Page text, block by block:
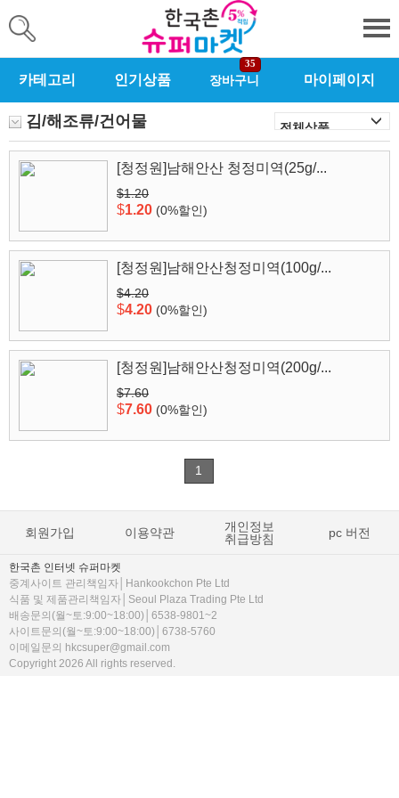
카테고리 인기상품 장바구니
35
마이페이지
김/해조류/건어물
[청정원]남해안산 청정미역(25g/...
$1.20
$1.20 (0%할인)
[청정원]남해안산청정미역(100g/...
$4.20
$4.20 (0%할인)
[청정원]남해안산청정미역(200g/...
$7.60
$7.60 (0%할인)
1
회원가입 이용약관
개인정보
취급방침
pc 버전
한국촌 인터넷 슈퍼마켓
중계사이트 관리책임자│Hankookchon Pte Ltd
식품 및 제품관리책임자│Seoul Plaza Trading Pte Ltd
배송문의(월~토:9:00~18:00)│6538-9801~2
사이트문의(월~토:9:00~18:00)│6738-5760
이메일문의 hkcsuper@gmail.com
Copyright 2026 All rights reserved.